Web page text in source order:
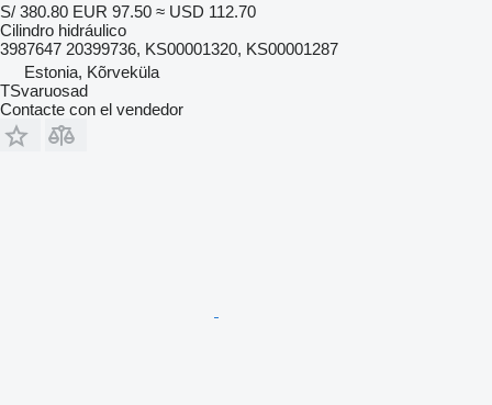
S/ 380.80 EUR 97.50 ≈ USD 112.70
Cilindro hidráulico
3987647 20399736, KS00001320, KS00001287
Estonia, Kõrveküla
TSvaruosad
Contacte con el vendedor